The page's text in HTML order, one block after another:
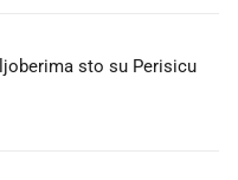
sto su Perisicu